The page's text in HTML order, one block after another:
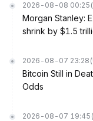
2026-08-08 00:25
Morgan Stanley:
shrink by $1.5
2026-08-07 23:28
Bitcoin Still in
Odds
2026-08-07 19:45